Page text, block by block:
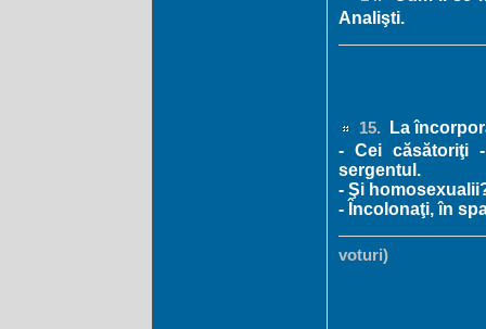
Analişti.
15. La
- Cei căsătoriţi
sergentul.
- Şi
- Încolonaţi, în
voturi)